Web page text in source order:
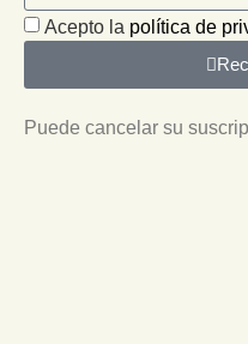
Acepto la política de
Puede cancelar su